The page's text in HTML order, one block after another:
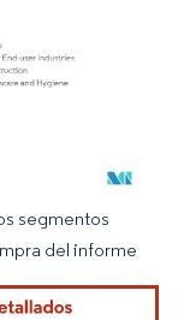
según CC BY 4.0.
segmentos
del informe